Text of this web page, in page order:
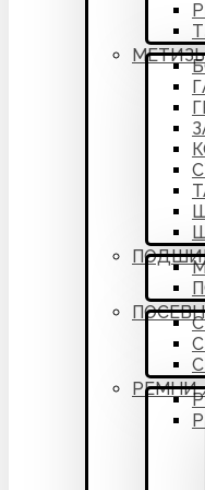
РЕМНИ